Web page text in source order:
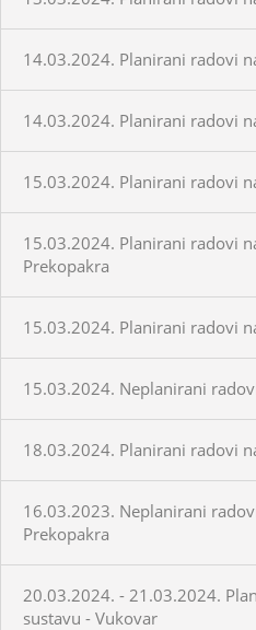
14.03.2024. Planirani radovi
14.03.2024. Planirani radovi
15.03.2024. Planirani radovi
15.03.2024. Planirani radovi
Prekopakra
15.03.2024. Planirani radovi
15.03.2024. Neplanirani
18.03.2024. Planirani radovi
16.03.2023. Neplanirani
Prekopakra
20.03.2024. - 21.03.2024.
sustavu - Vukovar